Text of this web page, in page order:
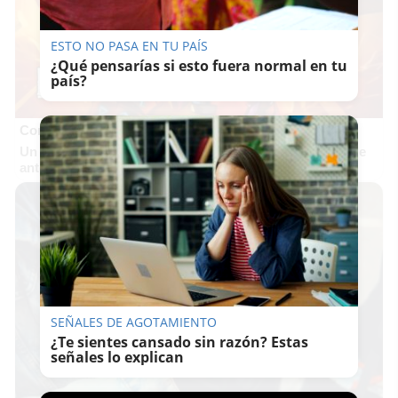
Corepunk MMORPG
Un verdadero MMORPG de la vieja escuela ¡Cómo los de
antes, pero mejor!
ESTO NO PASA EN TU PAÍS
¿Qué pensarías si esto fuera normal en tu
país?
SEÑALES DE AGOTAMIENTO
¿Te sientes cansado sin razón? Estas
señales lo explican